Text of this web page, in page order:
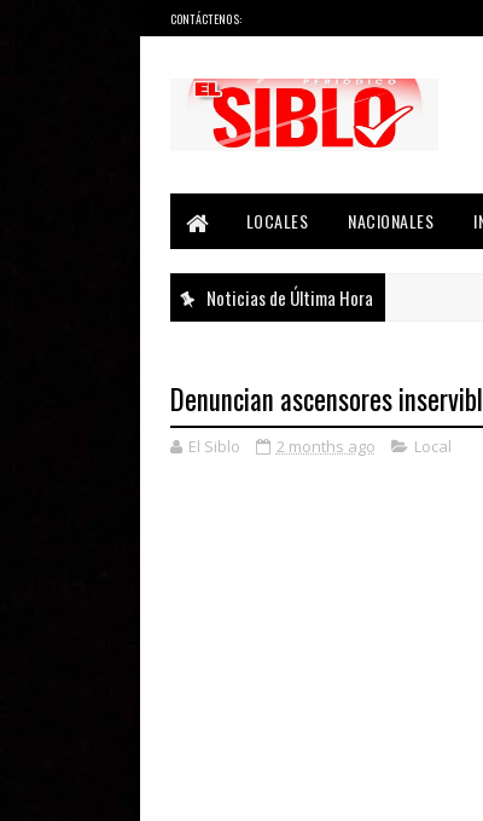
CONTÁCTENOS:
LOCALES
NACIONALES
Noticias de Última Hora
Denuncian ascensores
El Siblo 2 months ago Local